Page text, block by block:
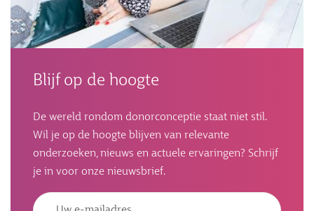
Blijf op de hoogte
De wereld rondom donorconceptie staat niet stil.
Wil je op de hoogte blijven van relevante
onderzoeken, nieuws en actuele ervaringen? Schrijf
je in voor onze nieuwsbrief.